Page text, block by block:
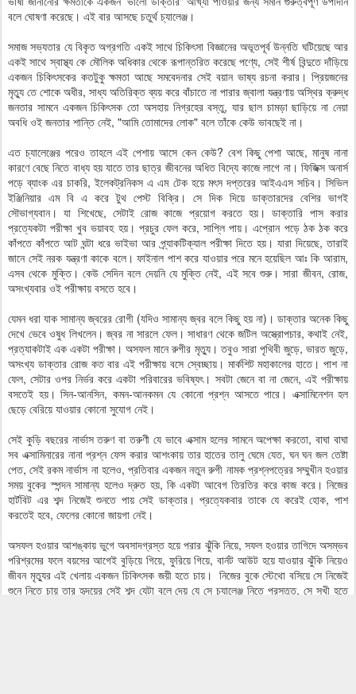
বলে ঘোষণা করেছে। এই বার আসছে চতুর্থ চ্যালেঞ্জ।
সমাজ সভ্যতার যে বিকৃত অগ্রগতি একই সাথে চিকিৎসা বিজ্ঞানের অভূতপূর্ব উন্নতি ঘটিয়েছে আর
একই সাথে স্বাস্থ্য কে মৌলিক অধিকার থেকে রূপান্তরিত করেছে পণ্যে, সেই শীর্ষ বিন্দুতে দাঁড়িয়ে
একজন চিকিৎসকের কতটুকু ক্ষমতা আছে সমবেদনার সেই বয়ান ভাষ্য রচনা করার। প্রিয়জনের
মৃত্যু তে শোকে অধীর, সাধ্য অতিরিক্ত ব্যয় করে বাঁচাতে না পারার জ্বালা যন্ত্রণায় অস্থির ক্রুদ্ধ
জনতার সামনে একজন চিকিৎসক তো অসহায় নিগ্রহের বস্তু, যার ছাল চামড়া ছাড়িয়ে না নেয়া
অবধি ওই জনতার শান্তি নেই, "আমি তোমাদের লোক" বলে তাঁকে কেউ ভাবছেই না।
এত চ্যালেঞ্জের পরেও তাহলে এই পেশায় আসে কেন কেউ? বেশ কিছু পেশা আছে, মানুষ নানা
কারণে বেছে নিতে বাধ্য হয় যাতে তার ছাত্র জীবনের অধিত বিদ্যে কাজে লাগে না। ফিজিক্স অনার্স
পড়ে ব্যাংক এর চাকরি, ইলেকট্রনিকস এ এম টেক হয়ে মৎস দপ্তরের আইএএস সচিব। সিভিল
ইঞ্জিনিয়ার এম বি এ করে টুথ পেস্ট বিক্রি। সে দিক দিয়ে ডাক্তারদের বেশির ভাগই
সৌভাগ্যবান। যা শিখেছে, সেটাই রোজ কাজে প্রয়োগ করতে হয়। ডাক্তারি পাস করার
প্রত্যেকটা পরীক্ষা খুব ভয়াবহ হয়। প্রচুর ফেল করে, সাপ্লি পায়। এপ্রোন পড়ে ঠক ঠক করে
কাঁপতে কাঁপতে আট ঘন্টা ধরে ভাইভা আর প্র্যাকটিক্যাল পরীক্ষা দিতে হয়। যারা দিয়েছে, তারাই
জানে সেই নরক যন্ত্রণা কাকে বলে। ফাইনাল পাশ করে যাওয়ার পরে মনে হয়েছিল আঃ কি আরাম,
এসব থেকে মুক্তি। কেউ সেদিন বলে দেয়নি যে মুক্তি নেই, এই সবে শুরু। সারা জীবন, রোজ,
অসংখ্যবার ওই পরীক্ষায় বসতে হবে।
যেমন ধরা যাক সামান্য জ্বরের রোগী (যদিও সামান্য জ্বর বলে কিছু হয় না)। ডাক্তার অনেক কিছু
দেখে ভেবে ওষুধ লিখলেন। জ্বর না সারলে ফেল। সাধারণ থেকে জটিল অস্ত্রোপচার, কথাই নেই,
প্রত্যাকটাই এক একটা পরীক্ষা। অসফল মানে রুগীর মৃত্যু। তবুও সারা পৃথিবী জুড়ে, ভারত জুড়ে,
অসংখ্য ডাক্তার রোজ কত বার এই পরীক্ষায় বসে স্বেচ্ছায়। মার্কশিট মহাকালের হাতে। পাশ না
ফেল, সেটার ওপর নির্ভর করে একটা পরিবারের ভবিষ্যৎ। সবটা জেনে বা না জেনে, এই পরীক্ষায়
বসতেই হয়। সিন-আনসিন, কমন-আনকমন যে কোনো প্রশ্ন আসতে পারে। এক্সামিনেশন হল
ছেড়ে বেরিয়ে যাওয়ার কোনো সুযোগ নেই।
সেই কুড়ি বছরের নার্ভাস তরুণ বা তরুণী যে ভাবে এক্সাম হলের সামনে অপেক্ষা করতো, বাঘা বাঘা
সব এক্সামিনারের নানা প্রশ্ন ফেস করার আশংকায় তার হাতের তালু ঘেমে যেত, ঘন ঘন জল তেষ্টা
পেত, সেই রকম নার্ভাস না হলেও, প্রতিবার একজন নতুন রুগী নামক প্রশ্নপত্রের সম্মুখীন হওয়ার
সময় বুকের স্পন্দন সামান্য হলেও দ্রুত হয়, কি একটা আবেগ তিরতির করে কাজ করে। নিজের
হার্টবিট এর শব্দ নিজেই শুনতে পায় সেই ডাক্তার। প্রত্যেকবার তাকে যে করেই হোক, পাশ
করতেই হবে, ফেলের কোনো জায়গা নেই।
অসফল হওয়ার আশঙ্কায় ভুগে অবসাদগ্রস্ত হয়ে পরার ঝুঁকি নিয়ে, সফল হওয়ার তাগিদে অসম্ভব
পরিশ্রমের ফলে বয়সের আগেই বুড়িয়ে গিয়ে, ফুরিয়ে গিয়ে, বার্নট আউট হয়ে যাওয়ার ঝুঁকি নিয়েও
জীবন মৃত্যুর এই খেলায় একজন চিকিৎসক জয়ী হতে চায়। নিজের বুকে স্টেথো বসিয়ে সে নিজেই
শুনে নিতে চায় তার হৃদয়ের সেই শব্দ যেটা বলে দেয় যে সে চ্যালেঞ্জ নিতে প্রস্তুত, সে সুখী হতে